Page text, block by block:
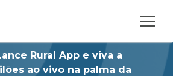
Rural App e viva a
ao vivo na palma da